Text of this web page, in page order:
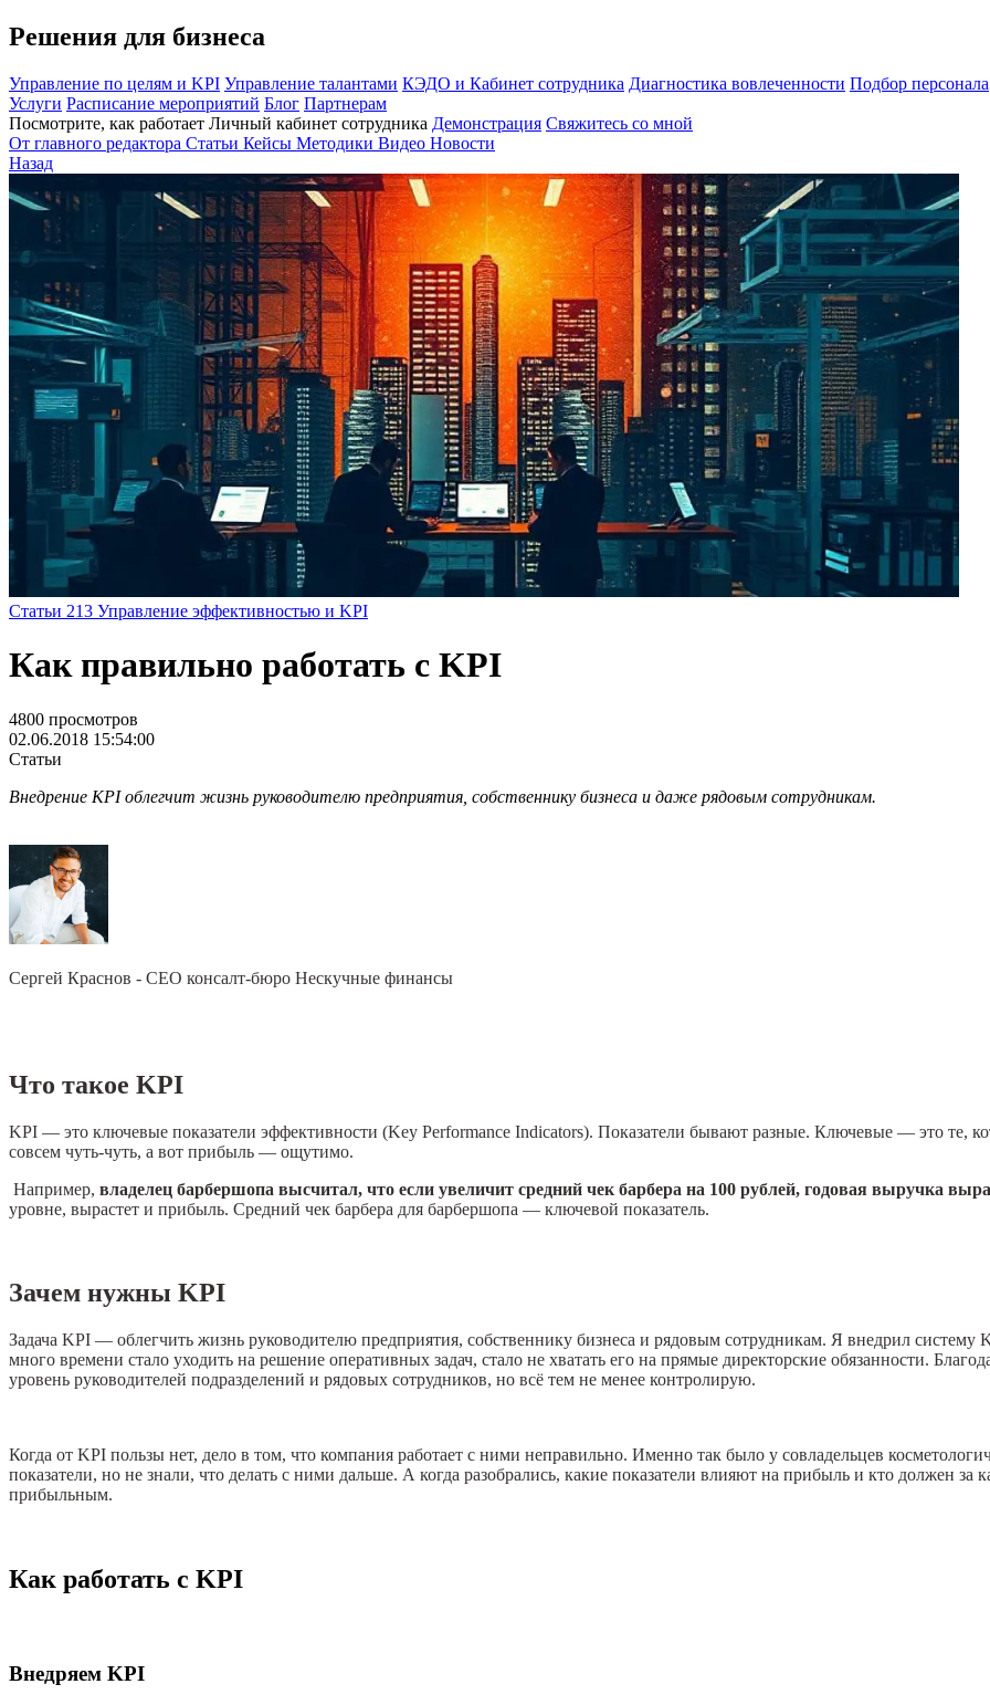
Решения для бизнеса
Управление по целям и KPI Управление талантами КЭДО и Кабинет сотрудника Диагностика вовлеченности Подбор персонала
Услуги Расписание мероприятий Блог Партнерам
Посмотрите, как работает Личный кабинет сотрудника Демонстрация Свяжитесь со мной
От главного редактора Статьи Кейсы Методики Видео Новости
Назад
Статьи 213 Управление эффективностью и KPI
Как правильно работать с KPI
4800 просмотров
02.06.2018 15:54:00
Статьи
Внедрение KPI облегчит жизнь руководителю предприятия, собственнику бизнеса и даже рядовым сотрудникам.
Сергей Краснов - CEO консалт-бюро Нескучные финансы
Что такое KPI
KPI — это ключевые показатели эффективности (Key Performance Indicators). Показатели бывают разные. Ключевые — это те,
совсем чуть-чуть, а вот прибыль — ощутимо.
Например, владелец барбершопа высчитал, что если увеличит средний чек барбера на 100 рублей, годовая выручка
уровне, вырастет и прибыль. Средний чек барбера для барбершопа — ключевой показатель.
Зачем нужны KPI
Задача KPI — облегчить жизнь руководителю предприятия, собственнику бизнеса и рядовым сотрудникам. Я внедрил
много времени стало уходить на решение оперативных задач, стало не хватать его на прямые директорские обязанности.
уровень руководителей подразделений и рядовых сотрудников, но всё тем не менее контролирую.
Когда от KPI пользы нет, дело в том, что компания работает с ними неправильно. Именно так было у совладельцев
показатели, но не знали, что делать с ними дальше. А когда разобрались, какие показатели влияют на прибыль и кто должен за
прибыльным.
Как работать с KPI
Внедряем KPI